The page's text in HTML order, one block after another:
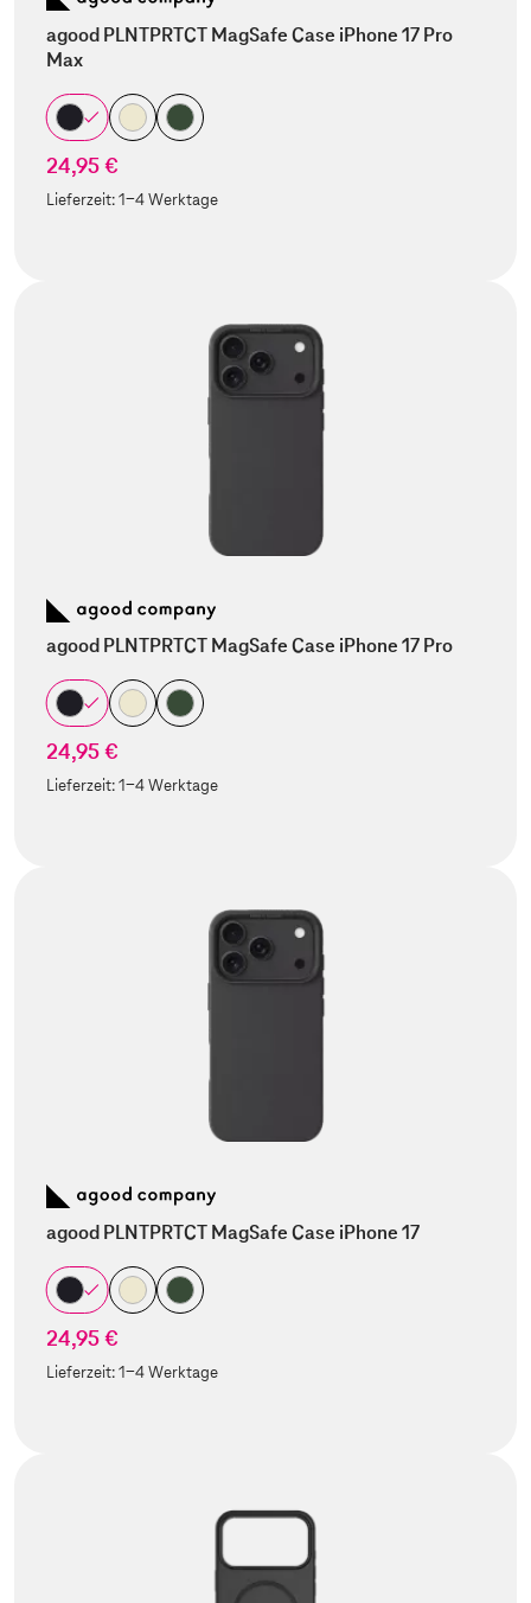
agood PLNTPRTCT MagSafe Case iPhone 17 Pro
Max
24,95 €
Lieferzeit:1-4 Werktage
agood PLNTPRTCT MagSafe Case iPhone 17 Pro
24,95 €
Lieferzeit:1-4 Werktage
agood PLNTPRTCT MagSafe Case iPhone 17
24,95 €
Lieferzeit:1-4 Werktage